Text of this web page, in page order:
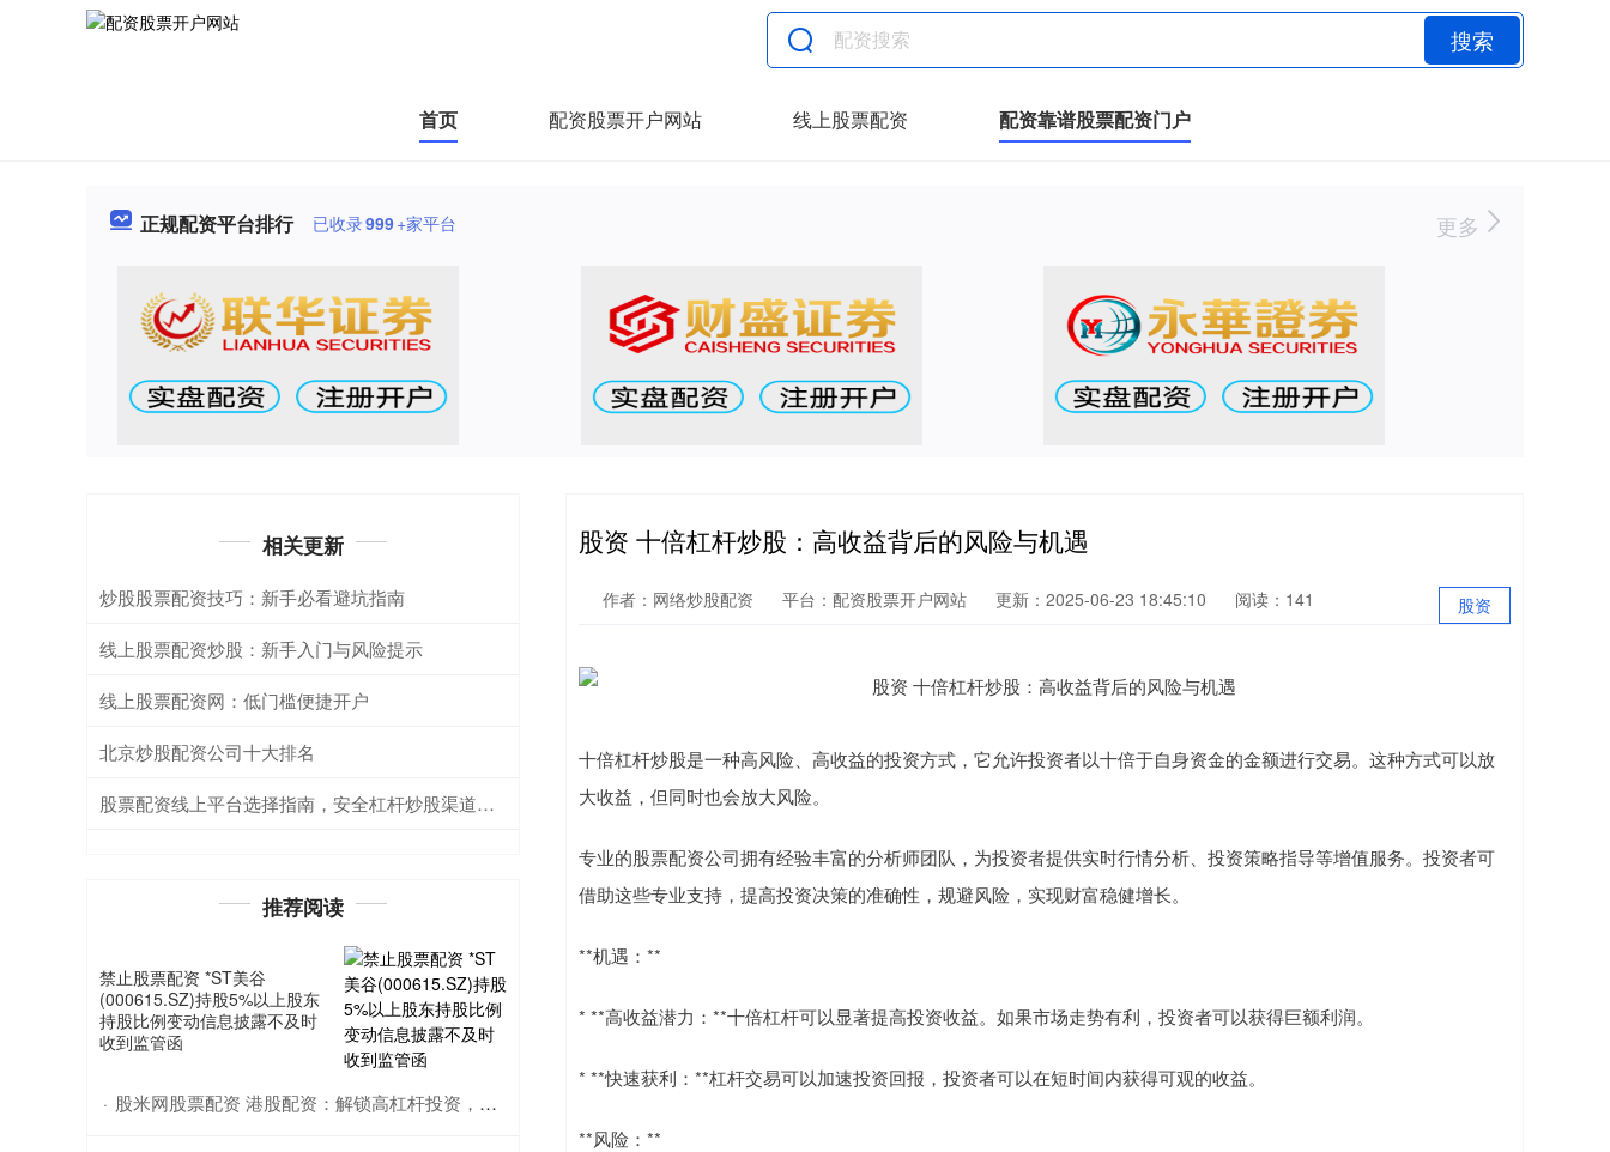
搜索
首页 配资股票开户网站 线上股票配资 配资靠谱股票配资门户
正规配资平台排行 已收录999+家平台 更多
股资 十倍杠杆炒股：高收益背后的风险与机遇
股资
作者：网络炒股配资 平台：配资股票开户网站 更新：2025-06-23 18:45:10 阅读：141
十倍杠杆炒股是一种高风险、高收益的投资方式，它允许投资者以十倍于自身资金的金额进行交易。这种方式可以放
大收益，但同时也会放大风险。
专业的股票配资公司拥有经验丰富的分析师团队，为投资者提供实时行情分析、投资策略指导等增值服务。投资者可
借助这些专业支持，提高投资决策的准确性，规避风险，实现财富稳健增长。
**机遇：**
* **高收益潜力：**十倍杠杆可以显著提高投资收益。如果市场走势有利，投资者可以获得巨额利润。
* **快速获利：**杠杆交易可以加速投资回报，投资者可以在短时间内获得可观的收益。
**风险：**
相关更新
炒股股票配资技巧：新手必看避坑指南
线上股票配资炒股：新手入门与风险提示
线上股票配资网：低门槛便捷开户
北京炒股配资公司十大排名
股票配资线上平台选择指南，安全杠杆炒股渠道解析
推荐阅读
禁止股票配资 *ST美谷
(000615.SZ)持股5%以上股东
持股比例变动信息披露不及时
收到监管函
· 股米网股票配资 港股配资：解锁高杠杆投资，把握港股市场机遇